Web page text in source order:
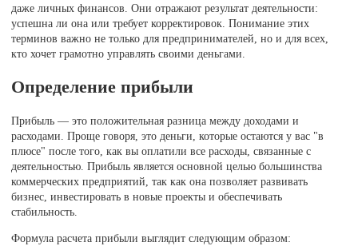
даже личных финансов. Они отражают результат деятельности:
успешна ли она или требует корректировок. Понимание этих
терминов важно не только для предпринимателей, но и для всех,
кто хочет грамотно управлять своими деньгами.
Определение прибыли
Прибыль — это положительная разница между доходами и
расходами. Проще говоря, это деньги, которые остаются у вас "в
плюсе" после того, как вы оплатили все расходы, связанные с
деятельностью. Прибыль является основной целью большинства
коммерческих предприятий, так как она позволяет развивать
бизнес, инвестировать в новые проекты и обеспечивать
стабильность.
Формула расчета прибыли выглядит следующим образом: